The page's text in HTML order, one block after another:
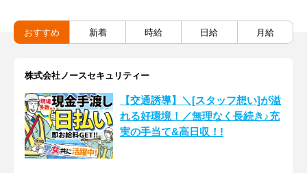
おすすめ 新着 時給 日給 月給
株式会社ノースセキュリティー
【交通誘導】＼[スタッフ想い]が溢
れる好環境！／無理なく長続き♪充
実の手当て&高日収！!